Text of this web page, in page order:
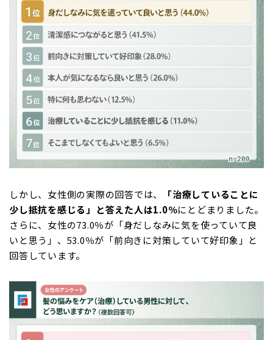
しかし、女性側の実際の回答では、
「治療していることに
少し抵抗を感じる」と答えた人は1.0％にとどまりました。
さらに、女性の73.0％が「身だしなみに気を使っていて良
いと思う」、53.0％が「前向きに対策していて好印象」と
回答しています。